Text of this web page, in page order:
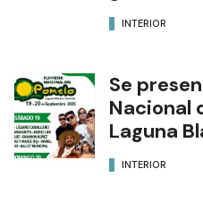
INTERIOR
Se
Nacional
Laguna
INTERIOR